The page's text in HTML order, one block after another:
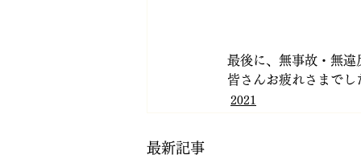
最後に、無事故・無
皆さんお疲れさまでし
2021
最新記事